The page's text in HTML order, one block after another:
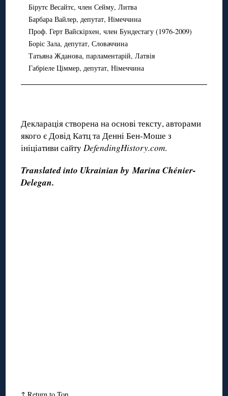
Бірутє Весайтє, член Сейму, Литва
Барбара Вайлер, депутат, Німеччина
Проф. Герт Вайскірхен, член Бундестагу (1976-2009)
Боріс Зала, депутат, Словаччина
Татьяна Жданова, парламентарій, Латвія
Габріеле Ціммер, депутат, Німеччина
Декларація створена на основі тексту, авторами
якого є Довід Катц та Денні Бен-Моше з
ініціативи сайтуDefendingHistory.com.
Translated into Ukrainian by Marina Chénier-
Delegan.